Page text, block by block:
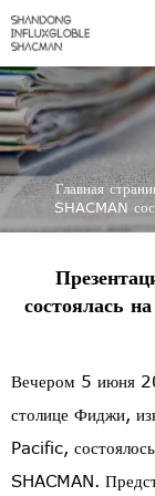
Главная
SHACMAN
состоялась
Вечером 5 июня
столице Фиджи,
Pacific,
SHACMAN.